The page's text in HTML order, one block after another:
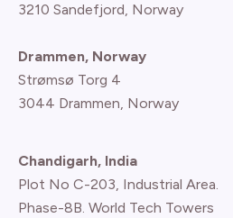
3210 Sandefjord, Norway
Drammen, Norway
Strømsø Torg 4
3044 Drammen, Norway
Chandigarh, India
Plot No C-203, Industrial Area.
Phase-8B. World Tech Towers